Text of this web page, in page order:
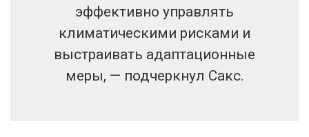
эффективно управлять
климатическими рисками и
выстраивать адаптационные
меры, — подчеркнул Сакс.